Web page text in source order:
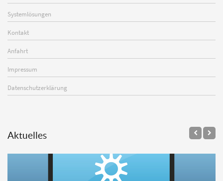
Systemlösungen
Kontakt
Anfahrt
Impressum
Datenschutzerklärung
Aktuelles